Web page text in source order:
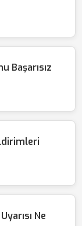
Başarısız
Ne